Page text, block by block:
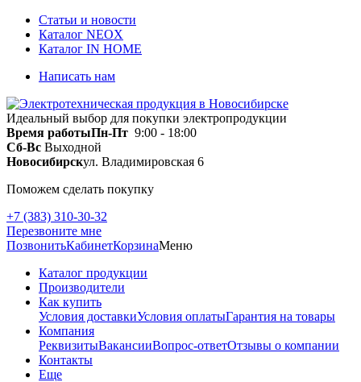
Статьи и новости
Каталог NEOX
Каталог IN HOME
Написать нам
Идеальный выбор для покупки электропродукции
Время работыПн-Пт 9:00 - 18:00
Сб-Вс Выходной
Новосибирскул. Владимировская 6
Поможем сделать покупку
+7 (383) 310-30-32
Перезвоните мне
ПозвонитьКабинетКорзинаМеню
Каталог продукции
Производители
Как купить
Условия доставкиУсловия оплатыГарантия на товары
Компания
РеквизитыВакансииВопрос-ответОтзывы о компании
Контакты
Еще